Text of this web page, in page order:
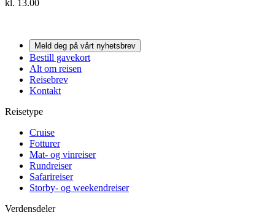
kl. 13.00
Meld deg på vårt nyhetsbrev
Bestill gavekort
Alt om reisen
Reisebrev
Kontakt
Reisetype
Cruise
Fotturer
Mat- og vinreiser
Rundreiser
Safarireiser
Storby- og weekendreiser
Verdensdeler